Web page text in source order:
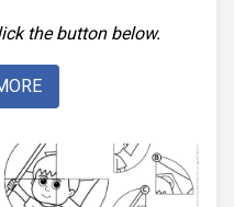
the button below.